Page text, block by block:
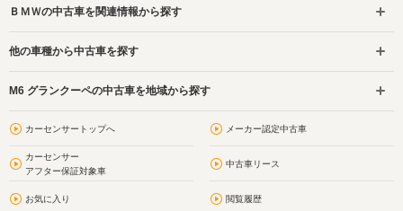
ＢＭＷの中古車を関連情報から探す
他の車種から中古車を探す
M6 グランクーペの中古車を地域から探す
カーセンサートップへ メーカー認定中古車
カーセンサー
アフター保証対象車
中古車リース
お気に入り 閲覧履歴